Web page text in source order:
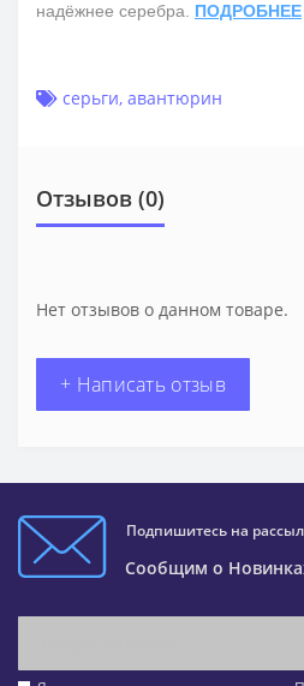
надёжнее серебра. ПОДРОБНЕЕ
серьги, авантюрин
Отзывов (0)
Нет отзывов о данном товаре.
+ Написать отзыв
Подпишитесь на
Сообщим о